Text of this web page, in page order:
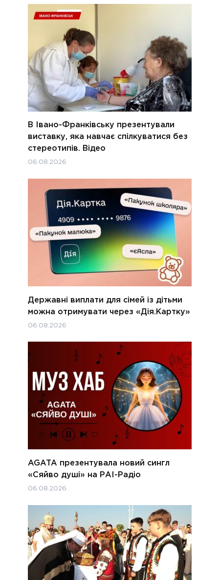
В Івано-Франківську презентували
виставку, яка навчає спілкуватися без
стереотипів. Відео
06.08.2026
Державні виплати для сімей із дітьми
можна отримувати через «Дія.Картку»
06.08.2026
AGATA презентувала новий сингл
«Сяйво душі» на РАІ-Радіо
06.08.2026